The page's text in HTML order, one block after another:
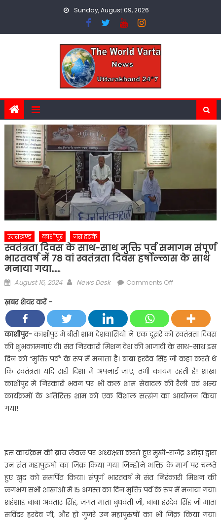
Sunday, August 09, 2026
उत्तराखण्ड काशीपुर ज़रा हटके
स्वतंत्रता दिवस के साथ-साथ मुक्ति पर्व समागम संपूर्ण
भारतवर्ष में 78 वां स्वतंत्रता दिवस हर्षोल्लास के साथ
मनाया गया……
Posted
August 16, 2024 Author
News Desk Comments Offon
के
साथ-
साथ
मुक्ति
पर्व
समागम
संपूर्ण
भारतवर्ष
दिवस
हर्षोल्लास
के
साथ
मनाया
गया……
ख़बर शेयर करें -
काशीपुर-काशीपुर में बीती शाम देशवासियों ने एक दूसरे को स्वतंत्रता दिवस
की शुभकामनाएं दी। संत निरंकारी मिशन देश की आजादी के साथ-साथ इस
दिन को “मुक्ति पर्व” के रूप में मनाता है। बाबा हरदेव सिंह जी कहा करते थे
कि स्वतंत्रता यदि सही दिशा में अपनाई जाए, तभी कायम रहती है! शाखा
काशीपुर में निरंकारी भवन पर भी कल शाम सेवादल की रैली एवं अन्य
कार्यक्रमों के अतिरिक्त शाम को एक विशाल सत्संग का आयोजन किया
गया!
इस कार्यक्रम की ब्रांच लेवल पर अध्यक्षता करते हुए मुखी-राजेंद्र अरोड़ा द्वारा
उन संत महापुरुषों का जिक्र किया गया जिन्होंने भक्ति के मार्ग पर चलते
हुए खुद को समर्पित किया। संपूर्ण भारतवर्ष में संत निरंकारी मिशन की
लगभग सभी शाखाओं में 15 अगस्त का दिन मुक्ति पर्व के रूप में मनाया गया।
शहंशाह बाबा अवतार सिंह, जगत माता बुधवंती जी, बाबा हरदेव सिंह जी माता
सविंदर हरदेव जी, और हो गुजरे उन महापुरुषों का भी जिक्र किया गया।